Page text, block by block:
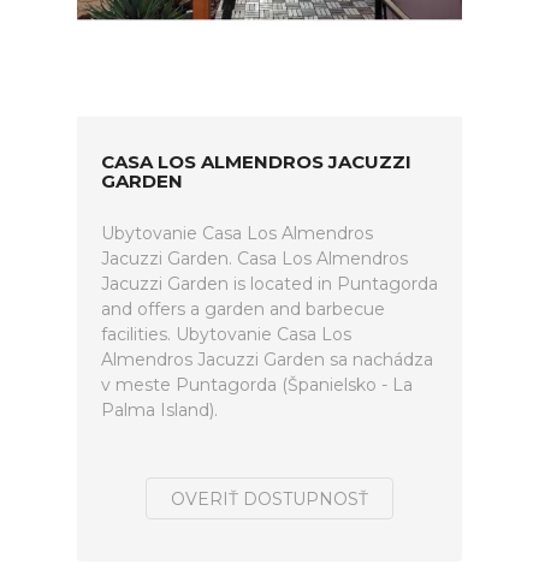
CASA LOS ALMENDROS JACUZZI
GARDEN
Ubytovanie Casa Los Almendros
Jacuzzi Garden. Casa Los Almendros
Jacuzzi Garden is located in Puntagorda
and offers a garden and barbecue
facilities. Ubytovanie Casa Los
Almendros Jacuzzi Garden sa nachádza
v meste Puntagorda (Španielsko - La
Palma Island).
OVERIŤ DOSTUPNOSŤ